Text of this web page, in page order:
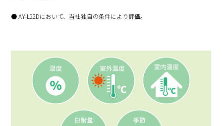
● AY-L22Dにおいて、当社独自の条件により評価。